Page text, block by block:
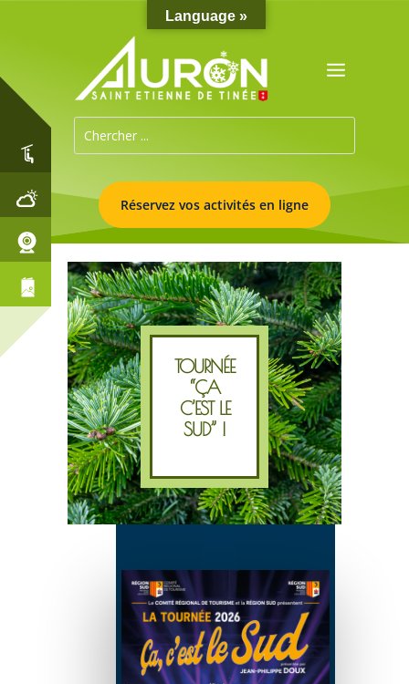
Réservez vos activités en ligne
TOURNÉE
“ÇA
C’EST LE
SUD” !
Language »